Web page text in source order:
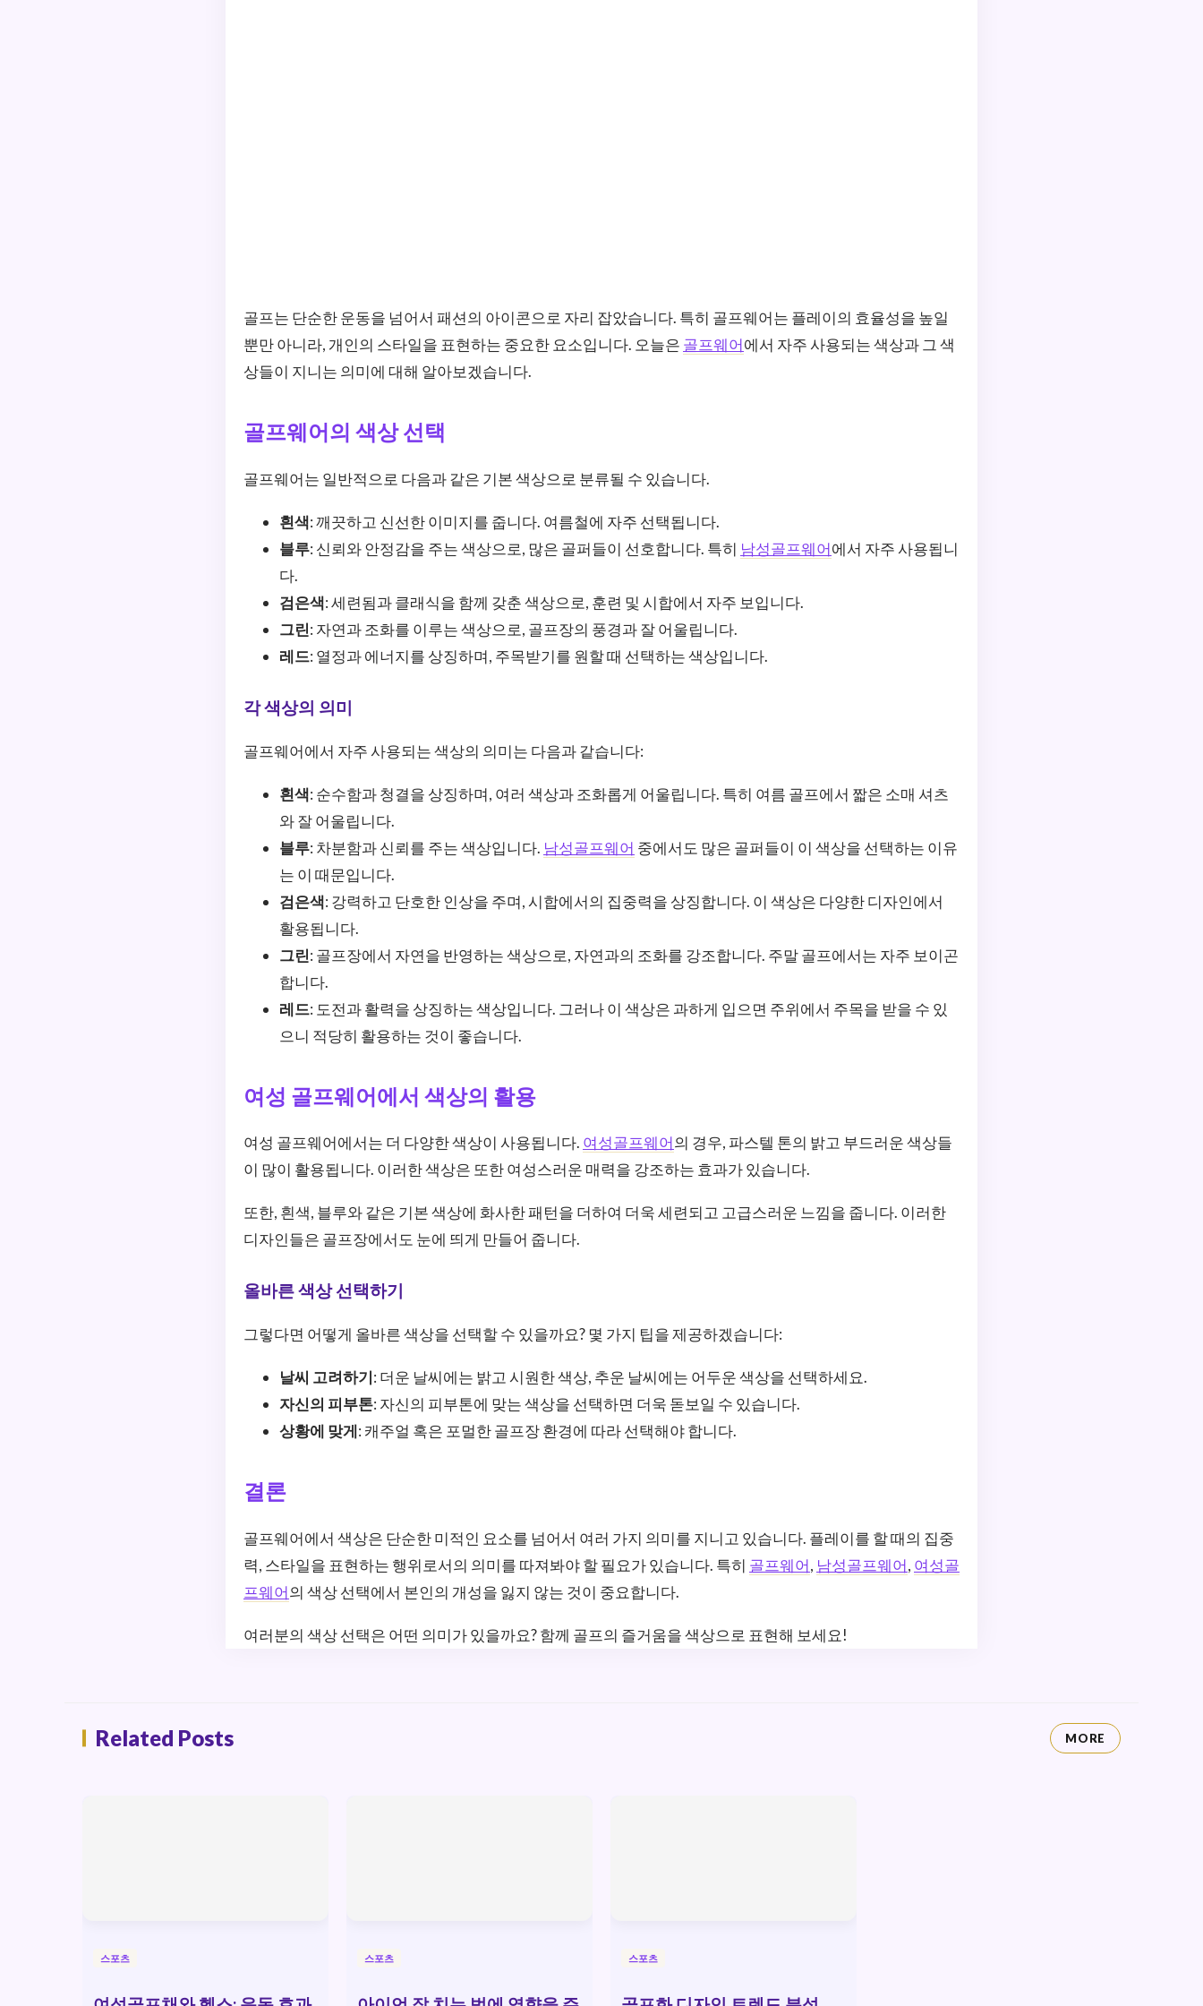
골프는 단순한 운동을 넘어서 패션의 아이콘으로 자리 잡았습니다. 특히 골프웨어는 플레이의 효율성을 높일
뿐만 아니라, 개인의 스타일을 표현하는 중요한 요소입니다. 오늘은 골프웨어에서 자주 사용되는 색상과 그 색
상들이 지니는 의미에 대해 알아보겠습니다.
골프웨어의 색상 선택
골프웨어는 일반적으로 다음과 같은 기본 색상으로 분류될 수 있습니다.
흰색: 깨끗하고 신선한 이미지를 줍니다. 여름철에 자주 선택됩니다.
블루: 신뢰와 안정감을 주는 색상으로, 많은 골퍼들이 선호합니다. 특히 남성골프웨어에서 자주 사용됩니
다.
검은색: 세련됨과 클래식을 함께 갖춘 색상으로, 훈련 및 시합에서 자주 보입니다.
그린: 자연과 조화를 이루는 색상으로, 골프장의 풍경과 잘 어울립니다.
레드: 열정과 에너지를 상징하며, 주목받기를 원할 때 선택하는 색상입니다.
각 색상의 의미
골프웨어에서 자주 사용되는 색상의 의미는 다음과 같습니다:
흰색: 순수함과 청결을 상징하며, 여러 색상과 조화롭게 어울립니다. 특히 여름 골프에서 짧은 소매 셔츠
와 잘 어울립니다.
블루: 차분함과 신뢰를 주는 색상입니다. 남성골프웨어 중에서도 많은 골퍼들이 이 색상을 선택하는 이유
는 이 때문입니다.
검은색: 강력하고 단호한 인상을 주며, 시합에서의 집중력을 상징합니다. 이 색상은 다양한 디자인에서
활용됩니다.
그린: 골프장에서 자연을 반영하는 색상으로, 자연과의 조화를 강조합니다. 주말 골프에서는 자주 보이곤
합니다.
레드: 도전과 활력을 상징하는 색상입니다. 그러나 이 색상은 과하게 입으면 주위에서 주목을 받을 수 있
으니 적당히 활용하는 것이 좋습니다.
여성 골프웨어에서 색상의 활용
여성 골프웨어에서는 더 다양한 색상이 사용됩니다. 여성골프웨어의 경우, 파스텔 톤의 밝고 부드러운 색상들
이 많이 활용됩니다. 이러한 색상은 또한 여성스러운 매력을 강조하는 효과가 있습니다.
또한, 흰색, 블루와 같은 기본 색상에 화사한 패턴을 더하여 더욱 세련되고 고급스러운 느낌을 줍니다. 이러한
디자인들은 골프장에서도 눈에 띄게 만들어 줍니다.
올바른 색상 선택하기
그렇다면 어떻게 올바른 색상을 선택할 수 있을까요? 몇 가지 팁을 제공하겠습니다:
날씨 고려하기: 더운 날씨에는 밝고 시원한 색상, 추운 날씨에는 어두운 색상을 선택하세요.
자신의 피부톤: 자신의 피부톤에 맞는 색상을 선택하면 더욱 돋보일 수 있습니다.
상황에 맞게: 캐주얼 혹은 포멀한 골프장 환경에 따라 선택해야 합니다.
결론
골프웨어에서 색상은 단순한 미적인 요소를 넘어서 여러 가지 의미를 지니고 있습니다. 플레이를 할 때의 집중
력, 스타일을 표현하는 행위로서의 의미를 따져봐야 할 필요가 있습니다. 특히 골프웨어, 남성골프웨어, 여성골
프웨어의 색상 선택에서 본인의 개성을 잃지 않는 것이 중요합니다.
여러분의 색상 선택은 어떤 의미가 있을까요? 함께 골프의 즐거움을 색상으로 표현해 보세요!
Related Posts MORE
스포츠 스포츠 스포츠